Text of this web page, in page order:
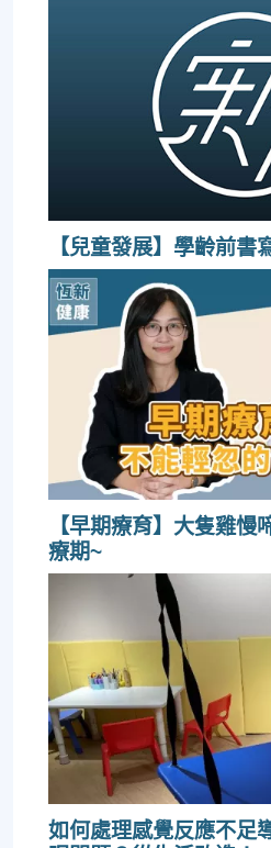
【兒童發展】學齡前書
【早期療育】大隻雞慢
療期~
如何處理感覺反應不足